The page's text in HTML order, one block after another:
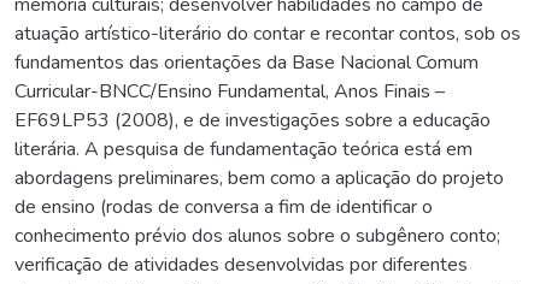
atuação artístico-literário do contar e recontar contos, sob os
fundamentos das orientações da Base Nacional Comum
Curricular-BNCC/Ensino Fundamental, Anos Finais –
EF69LP53 (2008), e de investigações sobre a educação
literária. A pesquisa de fundamentação teórica está em
abordagens preliminares, bem como a aplicação do projeto
de ensino (rodas de conversa a fim de identificar o
conhecimento prévio dos alunos sobre o subgênero conto;
verificação de atividades desenvolvidas por diferentes